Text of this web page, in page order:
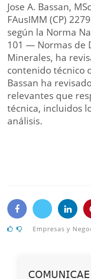
Jose A. Bassan,
FAusIMM (CP)
según la Norma
101 — Normas de
Minerales, ha
contenido técnico
Bassan ha
relevantes que
técnica, incluidos
análisis.
Empresas y
𝖢𝖮𝖬𝖴𝖭𝖨𝖢𝖠𝖤